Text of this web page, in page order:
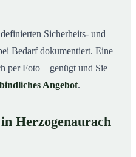
Sicherheits- und
Bedarf dokumentiert. Eine
per Foto – genügt und Sie
Angebot.
Herzogenaurach